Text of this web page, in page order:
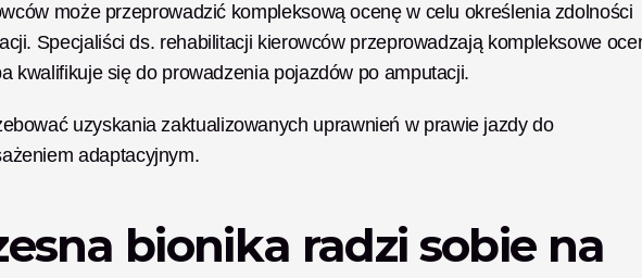
może przeprowadzić kompleksową ocenę w celu określenia zdolności
Specjaliści ds. rehabilitacji kierowców przeprowadzają kompleksowe
kwalifikuje się do prowadzenia pojazdów po amputacji.
uzyskania zaktualizowanych uprawnień w prawie jazdy do
adaptacyjnym.
bionika radzi sobie na